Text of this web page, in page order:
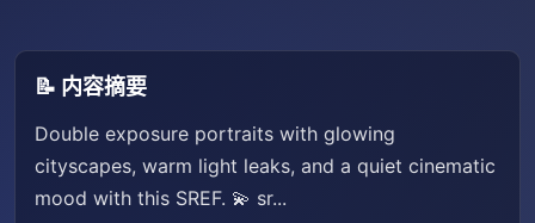
📝 内容摘要
Double exposure portraits with glowing
cityscapes, warm light leaks, and a quiet cinematic
mood with this SREF. 💫 sr...